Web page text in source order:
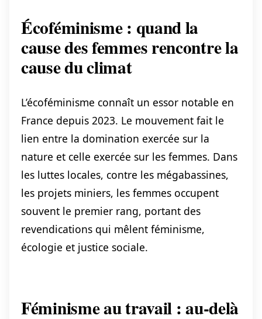
Écoféminisme : quand la
cause des femmes rencontre la
cause du climat
L’écoféminisme connaît un essor notable en
France depuis 2023. Le mouvement fait le
lien entre la domination exercée sur la
nature et celle exercée sur les femmes. Dans
les luttes locales, contre les mégabassines,
les projets miniers, les femmes occupent
souvent le premier rang, portant des
revendications qui mêlent féminisme,
écologie et justice sociale.
Féminisme au travail : au-delà